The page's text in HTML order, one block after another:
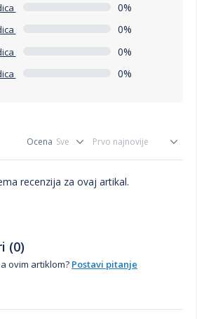
0%
0%
0%
0%
Ocena
recenzija za ovaj artikal.
(0)
ovim artiklom? Postavi pitanje